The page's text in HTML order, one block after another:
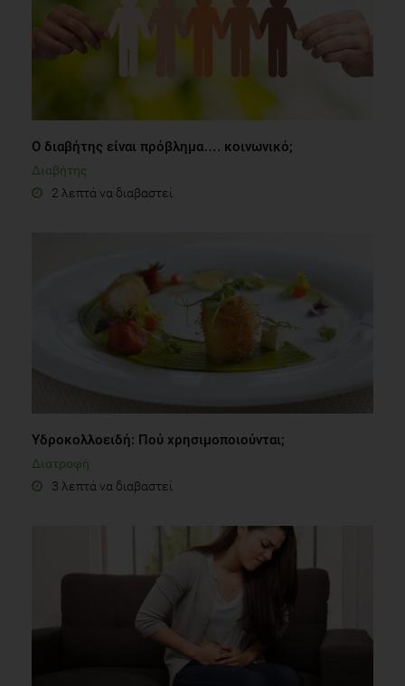
Ο διαβήτης είναι πρόβλημα…. κοινωνικό;
Διαβήτης
2 λεπτά να διαβαστεί
Υδροκολλοειδή: Πού χρησιμοποιούνται;
Διατροφή
3 λεπτά να διαβαστεί